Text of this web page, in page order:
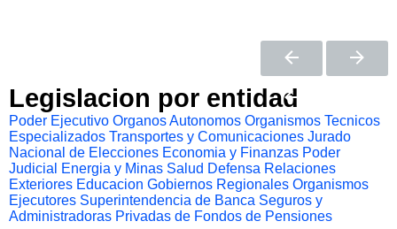
Legislacion por entidad
Poder Ejecutivo Organos Autonomos Organismos Tecnicos
Especializados Transportes y Comunicaciones Jurado
Nacional de Elecciones Economia y Finanzas Poder
Judicial
Energia y Minas Salud Defensa Relaciones
Exteriores Educacion Gobiernos Regionales Organismos
Ejecutores Superintendencia de Banca Seguros y
Administradoras Privadas de Fondos de Pensiones